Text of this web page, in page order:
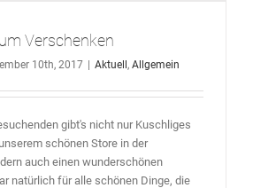
Verschenken
10th, 2017 | Aktuell, Allgemein
gibt's nicht nur Kuschliges
schönen Store in der
auch einen wunderschönen
natürlich für alle schönen Dinge, die